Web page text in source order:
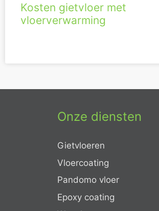
Kosten gietvloer met
vloerverwarming
Onze diensten
Gietvloeren
Vloercoating
Pandomo vloer
Epoxy coating